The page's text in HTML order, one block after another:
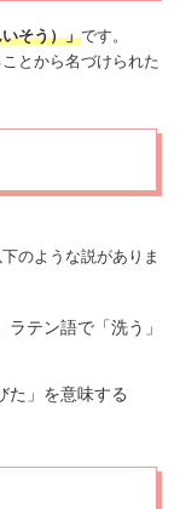
そう）」です。
とから名づけられた
のような説がありま
テン語で「洗う」
た」を意味する